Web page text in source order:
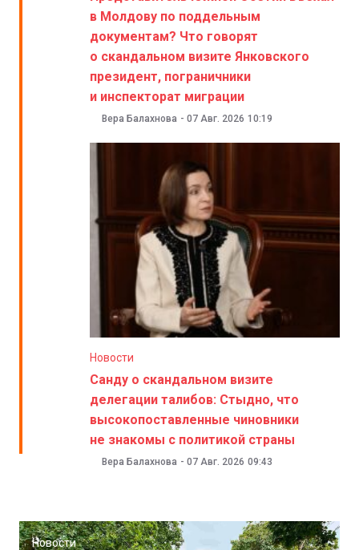
в Молдову по поддельным
документам? Что говорят
о скандальном визите Янковского
президент, пограничники
и инспекторат миграции
Вера Балахнова - 07 Авг. 2026 10:19
Новости
Санду о скандальном визите
делегации талибов: Стыдно, что
высокопоставленные чиновники
не знакомы с политикой страны
Вера Балахнова - 07 Авг. 2026 09:43
Новости